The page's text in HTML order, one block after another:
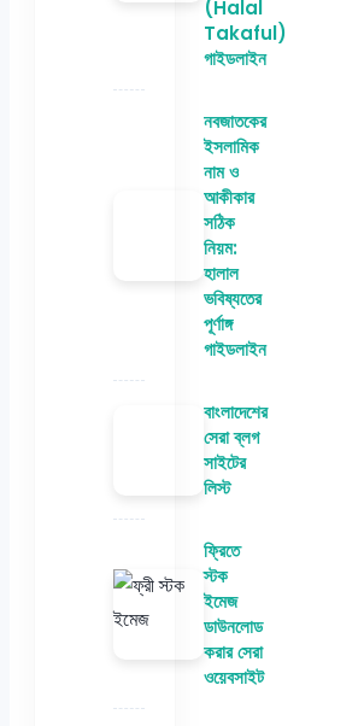
(Halal
Takaful)
গাইডলাইন
নবজাতকের
ইসলামিক
নাম ও
আকীকার
সঠিক
নিয়ম:
হালাল
ভবিষ্যতের
পূর্ণাঙ্গ
গাইডলাইন
বাংলাদেশের
সেরা ব্লগ
সাইটের
লিস্ট
ফ্রিতে
স্টক
ইমেজ
ডাউনলোড
করার সেরা
ওয়েবসাইট